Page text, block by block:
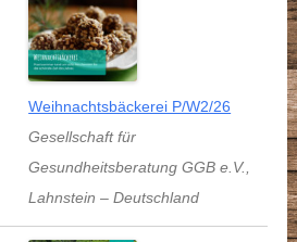
Weihnachtsbäckerei P/W2/26
Gesellschaft für
Gesundheitsberatung GGB e.V.,
Lahnstein –Deutschland